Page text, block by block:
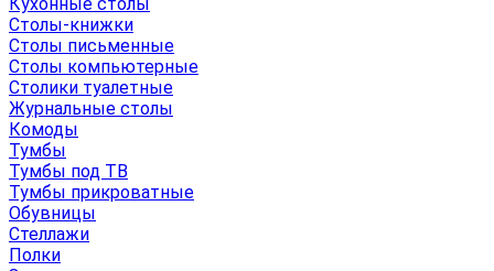
Столы-книжки
Столы письменные
Столы компьютерные
Столики туалетные
Журнальные столы
Комоды
Тумбы
Тумбы под ТВ
Тумбы прикроватные
Обувницы
Стеллажи
Полки